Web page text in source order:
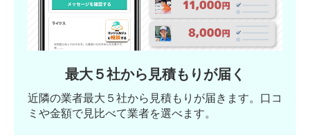
最大５社から見積もりが届く
近隣の業者最大５社から見積もりが届きます。口コ
ミや金額で見比べて業者を選べます。